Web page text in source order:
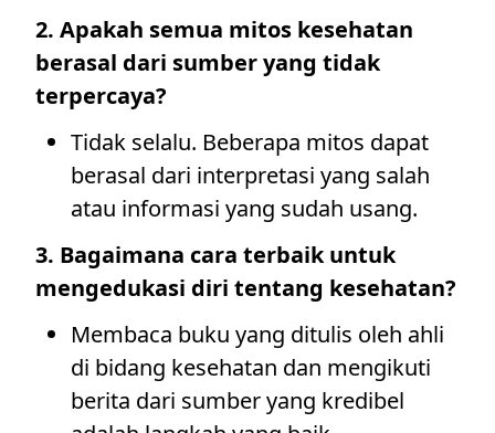
2. Apakah semua mitos kesehatan
berasal dari sumber yang tidak
terpercaya?
Tidak selalu. Beberapa mitos dapat
berasal dari interpretasi yang salah
atau informasi yang sudah usang.
3. Bagaimana cara terbaik untuk
mengedukasi diri tentang kesehatan?
Membaca buku yang ditulis oleh ahli
di bidang kesehatan dan mengikuti
berita dari sumber yang kredibel